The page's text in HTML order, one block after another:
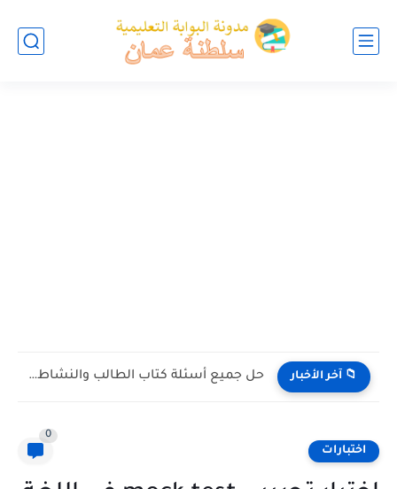
📁 آخر الأخبار حل جميع أسئلة كتاب الطالب والنشاط في الاحياء للصف العاشر...
اختبارات
0